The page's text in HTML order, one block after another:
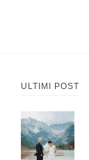
ULTIMI POST